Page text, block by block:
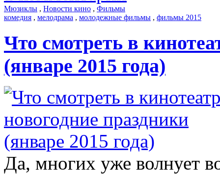
Мюзиклы , Новости кино , Фильмы
комедия , мелодрама , молодежные фильмы , фильмы 2015
Что смотреть в
(январе 2015 года)
Да, многих уже волнует